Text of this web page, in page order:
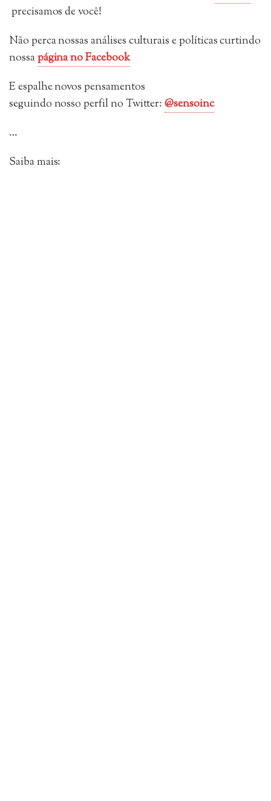
precisamos de você!
Não perca nossas análises culturais e políticas curtindo
nossapágina no Facebook
E espalhe novos pensamentos
seguindonosso perfil no Twitter:@sensoinc
…
Saiba mais: